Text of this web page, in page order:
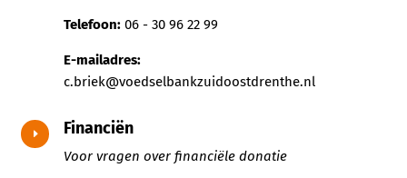
Telefoon: 06 - 30 96 22 99
E-mailadres:
c.briek@voedselbankzuidoostdrenthe.nl
E Financiën
Voor vragen over financiële donatie